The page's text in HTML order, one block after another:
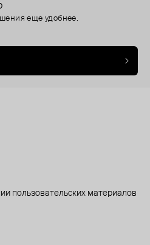
еще удобнее.
пользовательских материалов